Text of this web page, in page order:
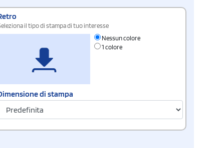
il tipo di stampa di tuo interesse
Nessun colore
1 colore
di stampa